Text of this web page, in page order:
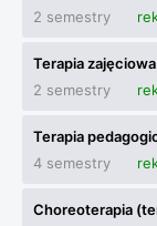
2 semestry
Terapia
2 semestry
Terapia
4 semestry
Choreoterapia